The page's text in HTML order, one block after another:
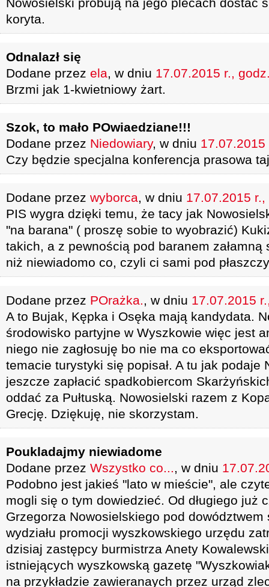
koryta.
Odnalazł się
Dodane przez ela, w dniu 17.07.2015 r.,
Brzmi jak 1-kwietniowy żart.
Szok, to mało POwiaedziane!!!
Dodane przez Niedowiary, w dniu
Czy będzie specjalna konferencja prasowa
Dodane przez wyborca, w dniu 17.07.2015
PIS wygra dzięki temu, że tacy jak
"na barana" ( proszę sobie to wyobrazić)
takich, a z pewnością pod baranem
niż niewiadomo co, czyli ci sami pod
Dodane przez POrażka., w dniu 17.07.2015
A to Bujak, Kępka i Osęka mają kandydata.
środowisko partyjne w Wyszkowie więc jest
niego nie zagłosuję bo nie ma co
temacie turystyki się popisał. A tu jak podaje
jeszcze zapłacić spadkobiercom
oddać za Pułtuską. Nowosielski razem z
Grecję. Dziękuję, nie skorzystam.
Poukladajmy niewiadome
Dodane przez Wszystko co..., w dniu
Podobno jest jakieś "lato w mieście", ale
mogli się o tym dowiedzieć. Od długiego już
Grzegorza Nowosielskiego pod
wydziału promocji wyszkowskiego urzędu
dzisiaj zastępcy burmistrza Anety
istniejących wyszkowską gazetę
na przykładzie zawieranaych przez urząd